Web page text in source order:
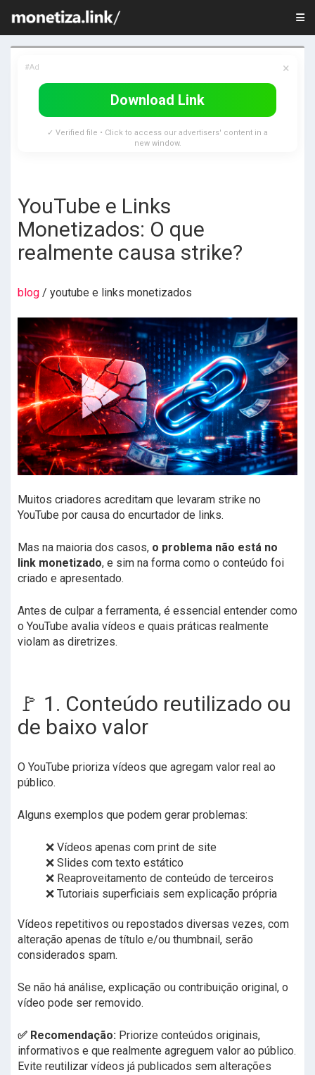
#Ad ×
Download Link
✓ Verified file • Click to access our advertisers' content in a
new window.
YouTube e Links
Monetizados: O que
realmente causa strike?
blog / youtube e links monetizados
Muitos criadores acreditam que levaram strike no
YouTube por causa do encurtador de links.
Mas na maioria dos casos, o problema não está no
link monetizado, e sim na forma como o conteúdo foi
criado e apresentado.
Antes de culpar a ferramenta, é essencial entender como
o YouTube avalia vídeos e quais práticas realmente
violam as diretrizes.
🚩 1. Conteúdo reutilizado ou
de baixo valor
O YouTube prioriza vídeos que agregam valor real ao
público.
Alguns exemplos que podem gerar problemas:
❌ Vídeos apenas com print de site
❌ Slides com texto estático
❌ Reaproveitamento de conteúdo de terceiros
❌ Tutoriais superficiais sem explicação própria
Vídeos repetitivos ou repostados diversas vezes, com
alteração apenas de título e/ou thumbnail, serão
considerados spam.
Se não há análise, explicação ou contribuição original, o
vídeo pode ser removido.
✅ Recomendação: Priorize conteúdos originais,
informativos e que realmente agreguem valor ao público.
Evite reutilizar vídeos já publicados sem alterações